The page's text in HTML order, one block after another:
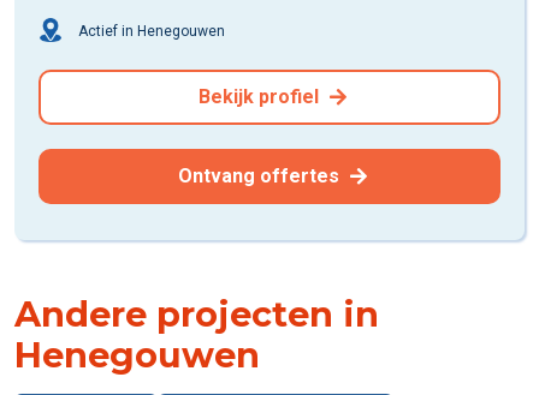
Actief in Henegouwen
Bekijk profiel
Ontvang offertes
Andere projecten in
Henegouwen